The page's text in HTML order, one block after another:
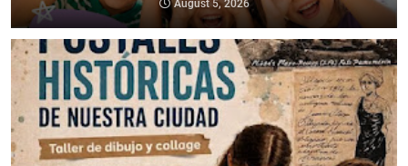
August 5, 2026